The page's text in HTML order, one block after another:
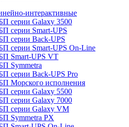
интерактивные
серии Galaxy 3500
серии Smart-UPS
серии Back-UPS
серии Smart-UPS On-Line
Smart-UPS VT
Symmetra
серии Back-UPS Pro
Морского исполнения
серии Galaxy 5500
серии Galaxy 7000
серии Galaxy VM
Symmetra PX